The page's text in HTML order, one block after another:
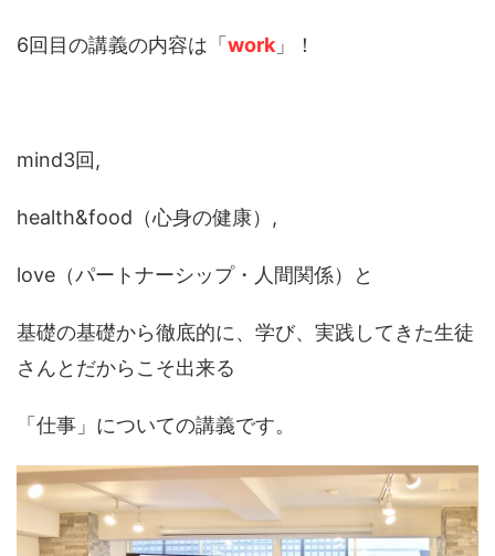
6回目の講義の内容は「work 」！
mind3回,
health&food（心身の健康）,
love（パートナーシップ・人間関係）と
基礎の基礎から徹底的に、学び、実践してきた生徒
さんとだからこそ出来る
「仕事」についての講義です。